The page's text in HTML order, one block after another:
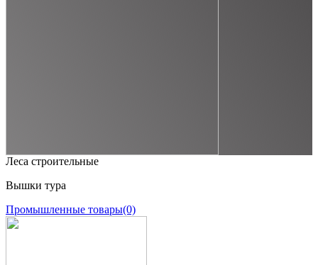
Леса строительные
Вышки тура
Промышленные товары(0)